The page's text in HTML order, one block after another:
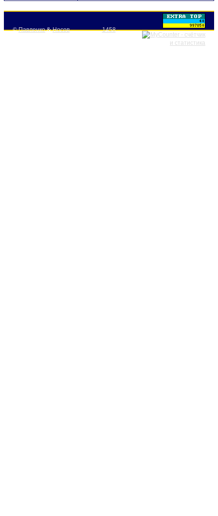
©Павленко&Носов 1458